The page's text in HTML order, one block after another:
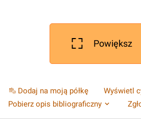
Powiększ
Dodaj na moją półkę
Wyświetl
Pobierz opis bibliograficzny